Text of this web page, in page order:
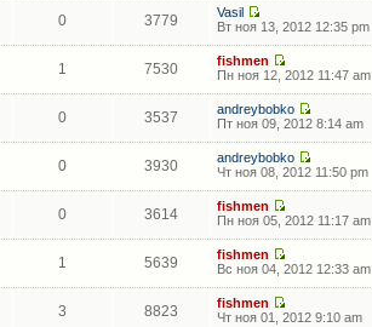
0 3779
Vasil
Вт ноя 13, 2012 12:35 pm
1 7530
fishmen
Пн ноя 12, 2012 11:47 am
0 3537
andreybobko
Пт ноя 09, 2012 8:14 am
0 3930
andreybobko
Чт ноя 08, 2012 11:50 pm
0 3614
fishmen
Пн ноя 05, 2012 11:17 am
1 5639
fishmen
Вс ноя 04, 2012 12:33 am
3 8823
fishmen
Чт ноя 01, 2012 9:10 am